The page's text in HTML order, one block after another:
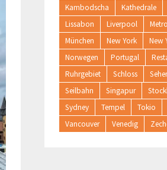
Kambodscha
Kathedrale
Lissabon
Liverpool Metro
München
New York
New
Norwegen
Portugal
Ruhrgebiet
Schloss
Seilbahn
Singapur
Sydney
Tempel Tokio
Vancouver
Venedig